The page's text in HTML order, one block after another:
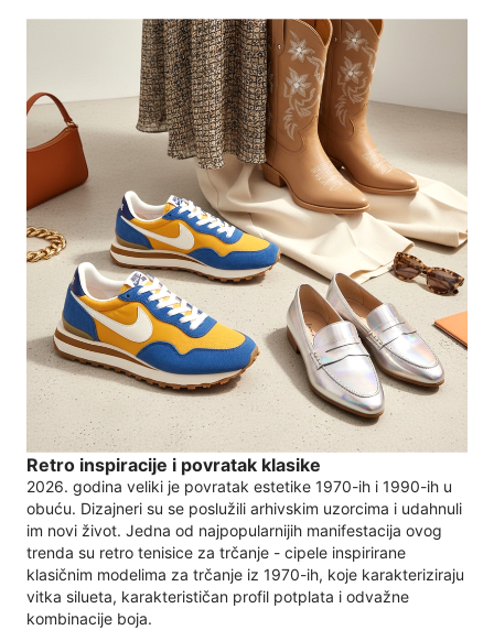
Retro inspiracije i povratak klasike
2026. godina veliki je povratak estetike 1970-ih i 1990-ih u
obuću. Dizajneri su se poslužili arhivskim uzorcima i udahnuli
im novi život. Jedna od najpopularnijih manifestacija ovog
trenda su retro tenisice za trčanje - cipele inspirirane
klasičnim modelima za trčanje iz 1970-ih, koje karakteriziraju
vitka silueta, karakterističan profil potplata i odvažne
kombinacije boja.